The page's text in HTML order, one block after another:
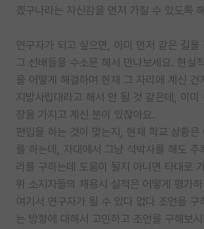
겠구나라는 자신감을 먼저 가질 수 있도록
연구자가 되고 싶으면, 이미 먼저 같은 길을
그 선배들을 수소문 해서 만나보세요. 현실
을 어떻게 해결하며 현재 그 자리에 계신 건
지방사립대라고 해서 안 될 것 같은데, 이
장을 가지고 계신 분이 있잖아요.
편입을 하는 것이 맞는지, 현재 학교 상황은
를 하는데, 자대에서 그냥 석박사를 해도
리를 구하는데 도움이 될지 아니면 타대로
위 소지자들의 채용시 실적은 어떻게 평가
여기서 연구자가 될 수 있다 없다 조언을 구
는 방향에 대해서 고민하고 조언을 구해보시